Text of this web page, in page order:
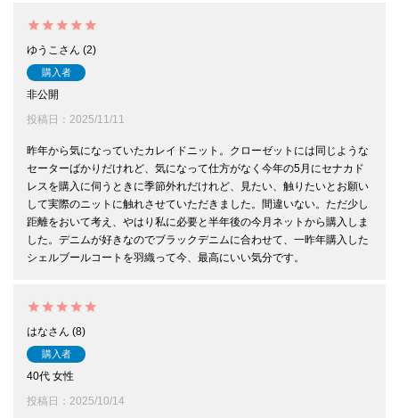
ゆうこ 2
購入者
非公開
投稿日
2025/11/11
昨年から気になっていたカレイドニット。クローゼットには同じような
セーターばかりだけれど、気になって仕方がなく今年の5月にセナカド
レスを購入に伺うときに季節外れだけれど、見たい、触りたいとお願い
して実際のニットに触れさせていただきました。間違いない。ただ少し
距離をおいて考え、やはり私に必要と半年後の今月ネットから購入しま
した。デニムが好きなのでブラックデニムに合わせて、一昨年購入した
シェルブールコートを羽織って今、最高にいい気分です。
はな 8
購入者
40代 女性
投稿日
2025/10/14